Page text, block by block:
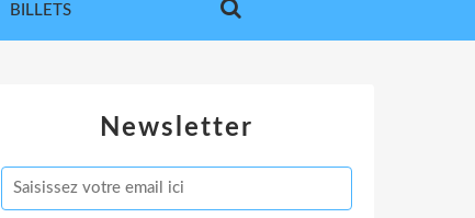
BILLETS
Newsletter